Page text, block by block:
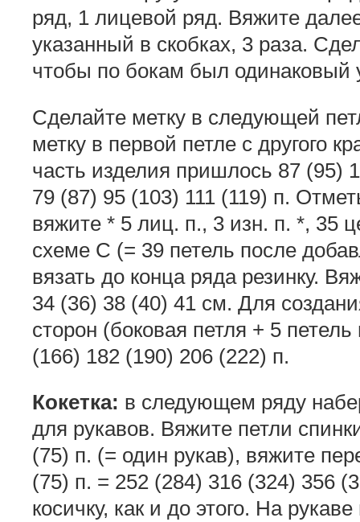
ряд, 1 лицевой ряд. Вяжите
указанный в скобках, 3 раза.
чтобы по бокам был одинаковый
Сделайте метку в следующей
метку в первой петле с другого
часть изделия пришлось 87 (95)
79 (87) 95 (103) 111 (119) п.
вяжите * 5 лиц. п., 3 изн. п. *, 35
схеме С (= 39 петель после
вязать до конца ряда резинку.
34 (36) 38 (40) 41 см. Для
сторон (боковая петля + 5
(166) 182 (190) 206 (222) п.
Кокетка: в следующем ряду
для рукавов. Вяжите петли
(75) п. (= один рукав), вяжите
(75) п. = 252 (284) 316 (324) 356
косичку, как и до этого. На